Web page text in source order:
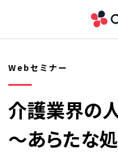
Webセミナー
介護業界の
〜あらたな